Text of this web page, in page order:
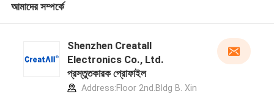
আমাদের সম্পর্কে
Shenzhen Creatall
Electronics Co., Ltd.
প্রস্তুতকারক প্রোফাইল
Address:Floor 2nd.Bldg B. Xin